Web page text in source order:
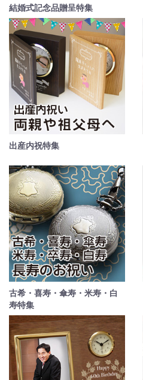
結婚式記念品贈呈特集
出産内祝特集
古希・喜寿・傘寿・米寿・白
寿特集